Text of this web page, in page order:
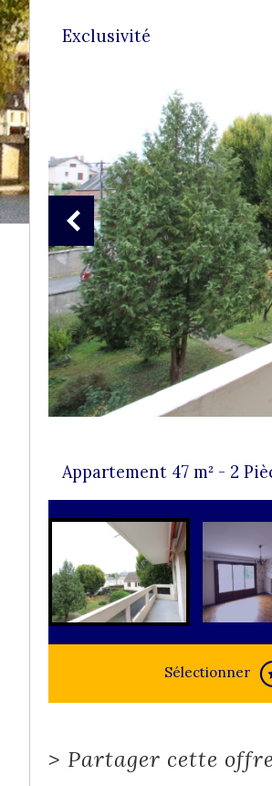
Appartement 47 m² - 2
Exclusivité
Sélectionner
> Partager cette offre